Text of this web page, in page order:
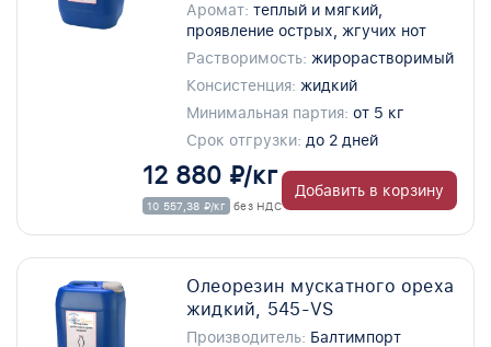
Аромат: теплый и мягкий,
проявление острых, жгучих нот
Растворимость: жирорастворимый
Консистенция: жидкий
Минимальная партия: от 5 кг
Срок отгрузки: до 2 дней
12 880 ₽/кг
10 557,38 ₽/кг без НДС
Добавить в корзину
Олеорезин мускатного ореха
жидкий, 545-VS
Производитель: Балтимпорт